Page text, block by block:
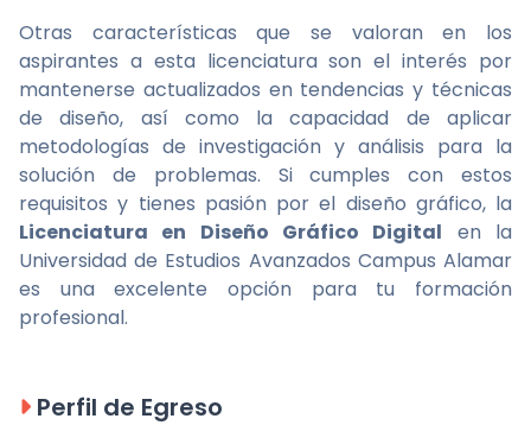
Otras características que se valoran en los
aspirantes a esta licenciatura son el interés por
mantenerse actualizados en tendencias y técnicas
de diseño, así como la capacidad de aplicar
metodologías de investigación y análisis para la
solución de problemas. Si cumples con estos
requisitos y tienes pasión por el diseño gráfico, la
Licenciatura en Diseño Gráfico Digital en la
Universidad de Estudios Avanzados Campus Alamar
es una excelente opción para tu formación
profesional.
Perfil de Egreso